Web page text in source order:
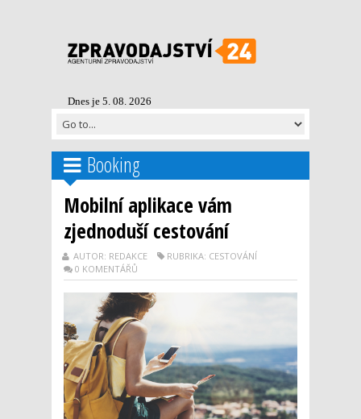
Dnes je 5. 08. 2026
Booking
Mobilní aplikace vám
zjednoduší cestování
AUTOR: REDAKCE
RUBRIKA: CESTOVÁNÍ
0 KOMENTÁŘŮ